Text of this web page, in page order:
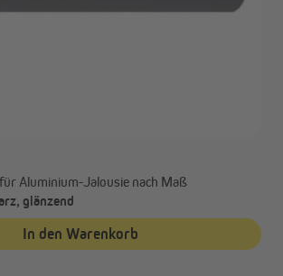
Aluminium-Jalousie nach Maß
glänzend
In den Warenkorb